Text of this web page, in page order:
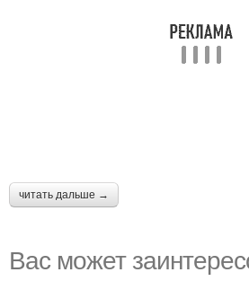
читать дальше →
Вас может